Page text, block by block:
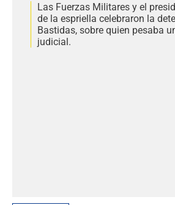
Las Fuerzas Militares y el
de la espriella celebraron la
Bastidas, sobre quien pesaba
judicial.